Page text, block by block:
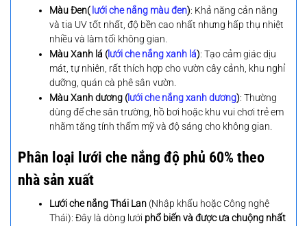
Màu Đen(lưới che nắng màu đen): Khả năng cản nắng
và tia UV tốt nhất, độ bền cao nhất nhưng hấp thụ nhiệt
nhiều và làm tối không gian.
Màu Xanh lá (lưới che nắng xanh lá): Tạo cảm giác dịu
mát, tự nhiên, rất thích hợp cho vườn cây cảnh, khu nghỉ
dưỡng, quán cà phê sân vườn.
Màu Xanh dương (lưới che nắng xanh dương): Thường
dùng để che sân trường, hồ bơi hoặc khu vui chơi trẻ em
nhằm tăng tính thẩm mỹ và độ sáng cho không gian.
Phân loại lưới che nắng độ phủ 60% theo
nhà sản xuất
Lưới che nắng Thái Lan (Nhập khẩu hoặc Công nghệ
Thái): Đây là dòng lưới phổ biến và được ưa chuộng nhất